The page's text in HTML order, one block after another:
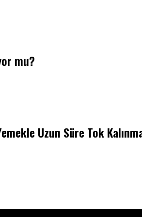
mu?
Uzun Süre Tok